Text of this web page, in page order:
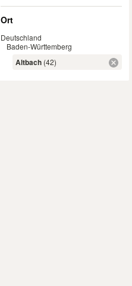
Ort
Deutschland
Baden-Württemberg
Altbach (42)